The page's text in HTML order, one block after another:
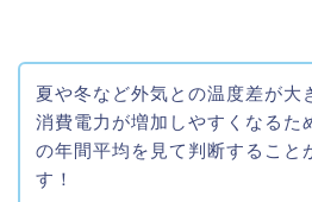
夏や冬など外気との温度差が大
消費電力が増加しやすくなるた
の年間平均を見て判断すること
す！